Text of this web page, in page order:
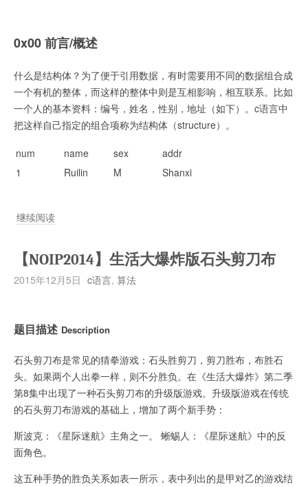
0x00 前言/概述
什么是结构体？为了便于引用数据，有时需要用不同的数据组合成
一个有机的整体，而这样的整体中则是互相影响，相互联系。比如
一个人的基本资料：编号，姓名，性别，地址（如下）。c语言中
把这样自己指定的组合项称为结构体（structure）。
num name sex
addr
1
Ruilin M Shanxi
继续阅读浅
构
体
【NOIP2014】生活大爆炸版石头剪刀布
2015年12月5日 c语言, 算法
题目描述 Description
石头剪刀布是常见的猜拳游戏：石头胜剪刀，剪刀胜布，布胜石
头。如果两个人出拳一样，则不分胜负。在《生活大爆炸》第二季
第8集中出现了一种石头剪刀布的升级版游戏。升级版游戏在传统
的石头剪刀布游戏的基础上，增加了两个新手势：
斯波克：《星际迷航》主角之一。 蜥蜴人：《星际迷航》中的反
面角色。
这五种手势的胜负关系如表一所示，表中列出的是甲对乙的游戏结